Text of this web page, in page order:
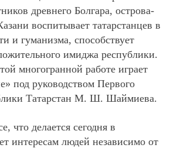
древнего Болгара, острова-
воспитывает татарстанцев в
и гуманизма, способствует
имиджа республики.
многогранной работе играет
под руководством Первого
Татарстан М. Ш. Шаймиева.
что делается сегодня в
интересам людей независимо от